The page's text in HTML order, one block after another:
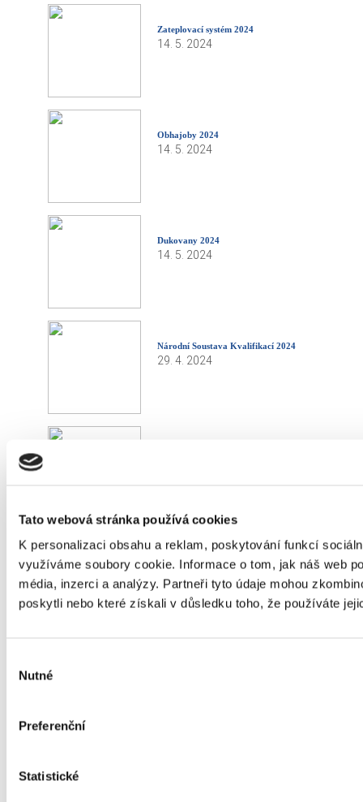
Tato webová stránka používá cookies
K personalizaci obsahu a reklam, poskytování funkcí
využíváme soubory cookie. Informace o tom, jak náš web
média, inzerci a analýzy. Partneři tyto údaje mohou
poskytli nebo které získali v důsledku toho, že používáte
souhlasu
Nutné
Preferenční
Statistické
Zateplovací systém 2024
14. 5. 2024
Obhajoby 2024
14. 5. 2024
Dukovany 2024
14. 5. 2024
Národní Soustava Kvalifikací 2024
29. 4. 2024
5. 4. 2024